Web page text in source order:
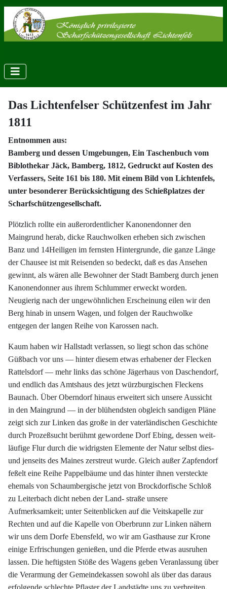
Das Lichtenfelser Schützenfest im Jahr
1811
Entnommen aus:
Bamberg und dessen Umgebungen, Ein Taschenbuch vom
Biblothekar Jäck, Bamberg, 1812, Gedruckt auf Kosten des
Verfassers, Seite 161 bis 180. Mit einem Bild von Lichtenfels,
unter besonderer Berücksichtigung des Schießplatzes der
Scharfschützengesellschaft.
Plötzlich rollte ein außerordentlicher Kanonendonner den
Maingrund herab, dicke Rauchwolken erheben sich zwischen
Banz und 14Heiligen im fernsten Hintergrunde, die ganze Länge
der Chausee ist mit Reisenden so bedeckt, daß es das Ansehen
gewinnt, als wären alle Bewohner der Stadt Bamberg durch jenen
Kanonendonner aus ihrem Schlummer erweckt worden.
Neugierig nach der ungewöhnlichen Erscheinung eilen wir den
Berg hinab in unsern Wagen, und folgen der Rauchwolke
entgegen der langen Reihe von Karossen nach.
Kaum haben wir Hallstadt verlassen, so liegt schon das schöne
Güßbach vor uns — hinter diesem etwas erhabener der Flecken
Rattelsdorf — mehr links das schöne Jägerhaus von Daschendorf,
und endlich das Amtshaus des jetzt würzburgischen Fleckens
Baunach. Über Oberndorf hinaus erweitert sich unsere Aussicht
in den Maingrund — in der blühendsten obgleich sandigen Pläne
zeigt sich zur Linken das große in der vaterländischen Geschichte
durch Prozeßsucht berühmt gewordene Dorf Ebing, dessen weit-
läufige Flur durch die widrigsten Elemente der Natur selbst dies-
und jenseits des Maines zerstreut wurde. Gleich außer Zapfendorf
feßelt eine Reihe Pappelbäume und das hinter ihnen versteckte
ehemals von Schaumbergische jetzt von Brockdorfische Schloß
zu Leiterbach dicht neben der Land- straße unsere
Aufmerksamkeit; unter Seitenblicken auf die Veitskapelle zur
Rechten und auf die Kapelle von Oberbrunn zur Linken nähern
wir uns dem Dorfe Ebensfeld, wo wir am Gasthause zur Krone
einige Erfrischungen genießen, und die Pferde etwas ausruhen
lassen. Die heftigsten Stöße des Wagens geben Veranlassung über
die Verarmung der Gemeindekassen sowohl als über das daraus
erfolgende schlechte Pflaster der Landstädte uns zu verbreiten.